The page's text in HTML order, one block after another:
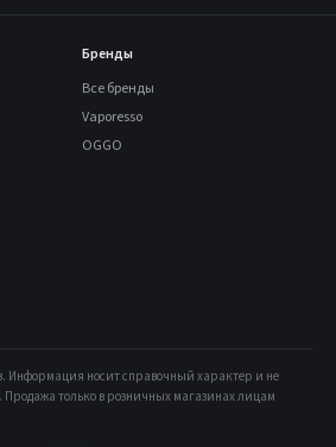
Бренды
Все бренды
Vaporesso
OGGO
Информация носит справочный характер и не
только в розничных магазинах лицам